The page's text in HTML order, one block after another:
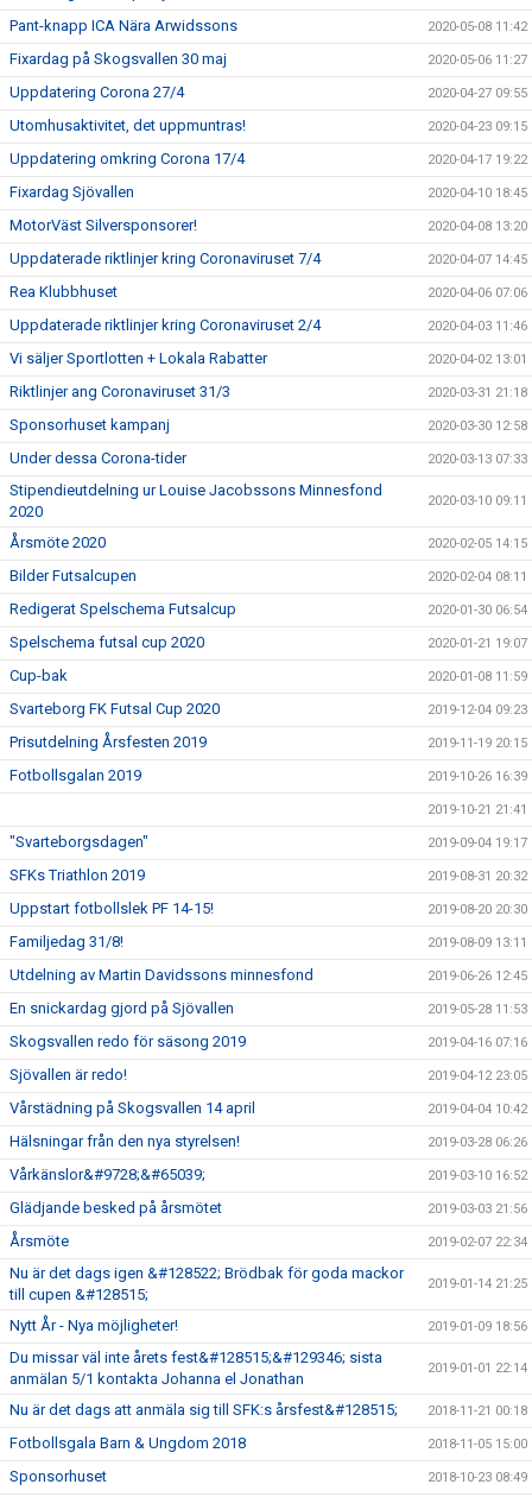
Pant-knapp ICA Nära Arwidssons 2020-05-08 11:42
Fixardag på Skogsvallen 30 maj 2020-05-06 11:27
Uppdatering Corona 27/4 2020-04-27 09:55
Utomhusaktivitet, det uppmuntras! 2020-04-23 09:15
Uppdatering omkring Corona 17/4 2020-04-17 19:22
Fixardag Sjövallen 2020-04-10 18:45
MotorVäst Silversponsorer! 2020-04-08 13:20
Uppdaterade riktlinjer kring Coronaviruset 7/4 2020-04-07 14:45
Rea Klubbhuset 2020-04-06 07:06
Uppdaterade riktlinjer kring Coronaviruset 2/4 2020-04-03 11:46
Vi säljer Sportlotten + Lokala Rabatter 2020-04-02 13:01
Riktlinjer ang Coronaviruset 31/3 2020-03-31 21:18
Sponsorhuset kampanj 2020-03-30 12:58
Under dessa Corona-tider 2020-03-13 07:33
Stipendieutdelning ur Louise Jacobssons Minnesfond
2020
2020-03-10 09:11
Årsmöte 2020 2020-02-05 14:15
Bilder Futsalcupen 2020-02-04 08:11
Redigerat Spelschema Futsalcup 2020-01-30 06:54
Spelschema futsal cup 2020 2020-01-21 19:07
Cup-bak 2020-01-08 11:59
Svarteborg FK Futsal Cup 2020 2019-12-04 09:23
Prisutdelning Årsfesten 2019 2019-11-19 20:15
Fotbollsgalan 2019 2019-10-26 16:39
2019-10-21 21:41
"Svarteborgsdagen" 2019-09-04 19:17
SFKs Triathlon 2019 2019-08-31 20:32
Uppstart fotbollslek PF 14-15! 2019-08-20 20:30
Familjedag 31/8! 2019-08-09 13:11
Utdelning av Martin Davidssons minnesfond 2019-06-26 12:45
En snickardag gjord på Sjövallen 2019-05-28 11:53
Skogsvallen redo för säsong 2019 2019-04-16 07:16
Sjövallen är redo! 2019-04-12 23:05
Vårstädning på Skogsvallen 14 april 2019-04-04 10:42
Hälsningar från den nya styrelsen! 2019-03-28 06:26
Vårkänslor&#9728;&#65039; 2019-03-10 16:52
Glädjande besked på årsmötet 2019-03-03 21:56
Årsmöte 2019-02-07 22:34
Nu är det dags igen &#128522; Brödbak för goda mackor
till cupen &#128515;
2019-01-14 21:25
Nytt År - Nya möjligheter! 2019-01-09 18:56
Du missar väl inte årets fest&#128515;&#129346; sista
anmälan 5/1 kontakta Johanna el Jonathan
2019-01-01 22:14
Nu är det dags att anmäla sig till SFK:s årsfest&#128515; 2018-11-21 00:18
Fotbollsgala Barn & Ungdom 2018 2018-11-05 15:00
Sponsorhuset 2018-10-23 08:49